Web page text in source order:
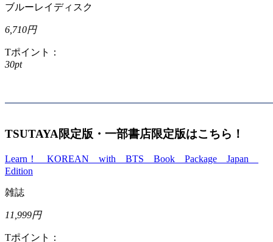
ブルーレイディスク
6,710円
Tポイント：
30pt
TSUTAYA限定版・一部書店限定版はこちら！
Learn！ KOREAN with BTS Book Package Japan
Edition
雑誌
11,999円
Tポイント：